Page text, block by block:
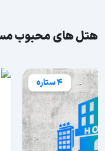
هتل های محبوب
4 ستاره